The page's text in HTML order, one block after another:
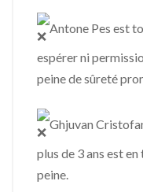
Antone Pes est
espérer ni
peine de sûreté
Ghjuvan
plus de 3 ans est
peine.